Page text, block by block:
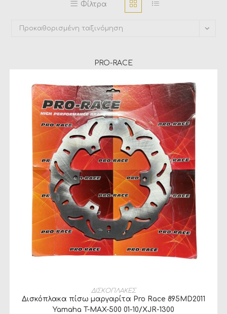
Φίλτρα
Προκαθορισμένη ταξινόμηση
PRO-RACE
ΠΡΟΣΘΉΚΗ ΣΤΟ ΚΑΛΆΘΙ
ΔΙΣΚΟΠΛΑΚΕΣ
Δισκόπλακα πίσω μαργαρίτα Pro Race 895MD2011
Yamaha T-MAX-500 01-10/XJR-1300